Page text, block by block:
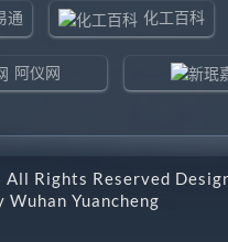
通 化工百科
阿仪网
东北制造网
All Rights Reserved
Wuhan Yuancheng